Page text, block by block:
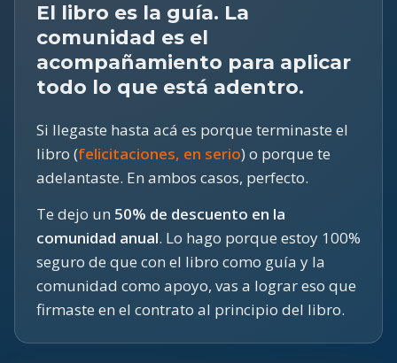
El libro es la guía. La
comunidad es el
acompañamiento para aplicar
todo lo que está adentro.
Si llegaste hasta acá es porque terminaste el
libro (felicitaciones, en serio) o porque te
adelantaste. En ambos casos, perfecto.
Te dejo un 50% de descuento en la
comunidad anual. Lo hago porque estoy 100%
seguro de que con el libro como guía y la
comunidad como apoyo, vas a lograr eso que
firmaste en el contrato al principio del libro.